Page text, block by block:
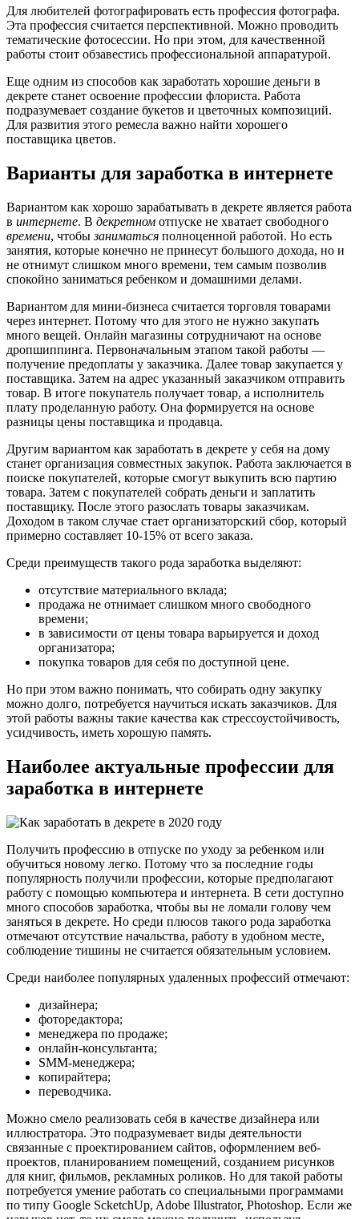
Для любителей фотографировать есть профессия фотографа.
Эта профессия считается перспективной. Можно проводить
тематические фотосессии. Но при этом, для качественной
работы стоит обзавестись профессиональной аппаратурой.
Еще одним из способов как заработать хорошие деньги в
декрете станет освоение профессии флориста. Работа
подразумевает создание букетов и цветочных композиций.
Для развития этого ремесла важно найти хорошего
поставщика цветов.
Варианты для заработка в интернете
Вариантом как хорошо зарабатывать в декрете является работа
в интернете. В декретном отпуске не хватает свободного
времени, чтобызаниматься полноценной работой. Но есть
занятия, которые конечно не принесут большого дохода, но и
не отнимут слишком много времени, тем самым позволив
спокойно заниматься ребенком и домашними делами.
Вариантом для мини-бизнеса считается торговля товарами
через интернет. Потому что для этого не нужно закупать
много вещей. Онлайн магазины сотрудничают на основе
дропшиппинга. Первоначальным этапом такой работы ―
получение предоплаты у заказчика. Далее товар закупается у
поставщика. Затем на адрес указанный заказчиком отправить
товар. В итоге покупатель получает товар, а исполнитель
плату проделанную работу. Она формируется на основе
разницы цены поставщика и продавца.
Другим вариантом как заработать в декрете у себя на дому
станет организация совместных закупок. Работа заключается в
поиске покупателей, которые смогут выкупить всю партию
товара. Затем с покупателей собрать деньги и заплатить
поставщику. После этого разослать товары заказчикам.
Доходом в таком случае стает организаторский сбор, который
примерно составляет 10-15% от всего заказа.
Среди преимуществ такого рода заработка выделяют:
отсутствие материального вклада;
продажа не отнимает слишком много свободного
времени;
в зависимости от цены товара варьируется и доход
организатора;
покупка товаров для себя по доступной цене.
Но при этом важно понимать, что собирать одну закупку
можно долго, потребуется научиться искать заказчиков. Для
этой работы важны такие качества как стрессоустойчивость,
усидчивость, иметь хорошую память.
Наиболее актуальные профессии для
заработка в интернете
Получить профессию в отпуске по уходу за ребенком или
обучиться новому легко. Потому что за последние годы
популярность получили профессии, которые предполагают
работу с помощью компьютера и интернета. В сети доступно
много способов заработка, чтобы вы не ломали голову чем
заняться в декрете. Но среди плюсов такого рода заработка
отмечают отсутствие начальства, работу в удобном месте,
соблюдение тишины не считается обязательным условием.
Среди наиболее популярных удаленных профессий отмечают:
дизайнера;
фоторедактора;
менеджера по продаже;
онлайн-консультанта;
SMM-менеджера;
копирайтера;
переводчика.
Можно смело реализовать себя в качестве дизайнера или
иллюстратора. Это подразумевает виды деятельности
связанные с проектированием сайтов, оформлением веб-
проектов, планированием помещений, созданием рисунков
для книг, фильмов, рекламных роликов. Но для такой работы
потребуется умение работать со специальными программами
по типу Google ScketchUp, Adobe Illustrator, Photoshop. Если же